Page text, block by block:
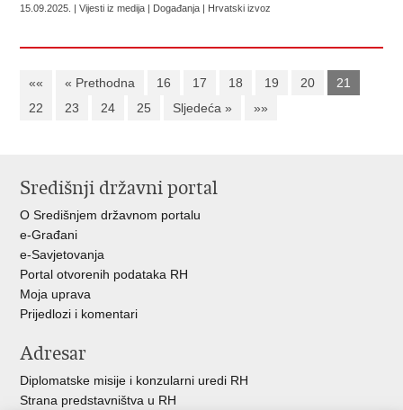
15.09.2025. | Vijesti iz medija | Događanja | Hrvatski izvoz
«« « Prethodna 16 17 18 19 20
21
22
23 24 25 Sljedeća » »»
Središnji državni portal
O Središnjem državnom portalu
e-Građani
e-Savjetovanja
Portal otvorenih podataka RH
Moja uprava
Prijedlozi i komentari
Adresar
Diplomatske misije i konzularni uredi RH
Strana predstavništva u RH